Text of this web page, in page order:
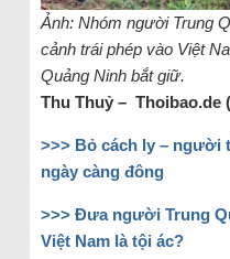
Ảnh: Nhóm người Trung
cảnh trái phép vào Việt
Quảng Ninh bắt giữ.
Thu Thuỷ – Thoibao.de
>>> Bỏ cách ly – người
ngày càng đông
>>> Đưa người Trung
Việt Nam là tội ác?